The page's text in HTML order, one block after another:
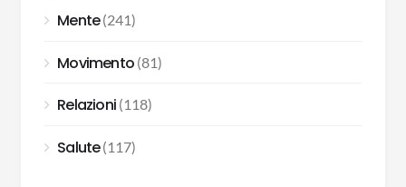
Mente(241)
Movimento(81)
Relazioni(118)
Salute(117)